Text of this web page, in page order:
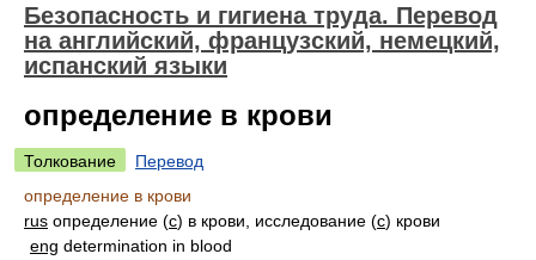
Безопасность и гигиена труда. Перевод
на английский, французский, немецкий,
испанский языки
определение в крови
Толкование
Перевод
определение в крови
rus определение (с) в крови, исследование (с) крови
eng determination in blood